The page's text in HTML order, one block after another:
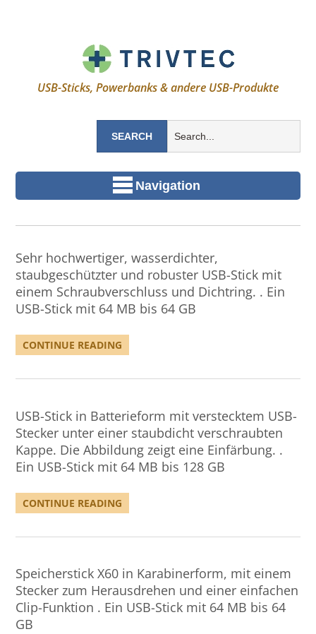
USB-Sticks, Powerbanks & andere USB-Produkte
Navigation
Sehr hochwertiger, wasserdichter,
staubgeschützter und robuster USB-Stick mit
einem Schraubverschluss und Dichtring. . Ein
USB-Stick mit 64 MB bis 64 GB
CONTINUE READING
USB-Stick in Batterieform mit verstecktem USB-
Stecker unter einer staubdicht verschraubten
Kappe. Die Abbildung zeigt eine Einfärbung. .
Ein USB-Stick mit 64 MB bis 128 GB
CONTINUE READING
Speicherstick X60 in Karabinerform, mit einem
Stecker zum Herausdrehen und einer einfachen
Clip-Funktion . Ein USB-Stick mit 64 MB bis 64
GB